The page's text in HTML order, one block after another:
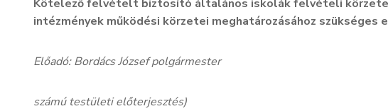
Kötelező felvételt biztosító általános iskolák felvételi
intézmények működési körzetei meghatározásához
Előadó: Bordács József polgármester
számú testületi előterjesztés)